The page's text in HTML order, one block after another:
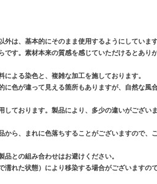
は、基本的にそのまま使用するようにしています
です。素材本来の質感を感じていただけるとあり
よる染色と、複雑な加工を施しております。
に色が違って見える箇所もありますが、自然な風
ております。製品により、多少の違いがございま
から、まれに色落ちすることがございますので、
品との組み合わせはお避けください。
濡れた状態）により移染する場合がございますの